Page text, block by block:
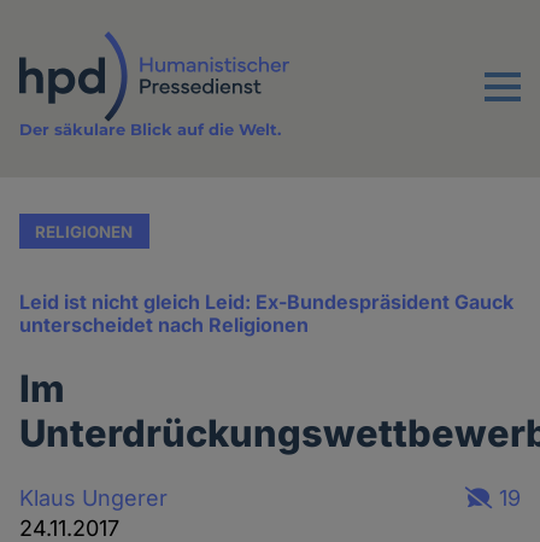
Inhalt
Menu
Der säkulare Blick auf die Welt.
RELIGIONEN
Leid ist nicht gleich Leid: Ex-Bundespräsident Gauck
unterscheidet nach Religionen
Im
Klaus Ungerer
24.11.2017
19